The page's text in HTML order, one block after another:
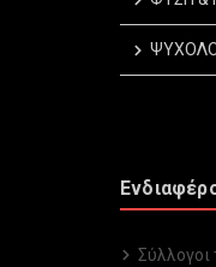
Σύλλογοι